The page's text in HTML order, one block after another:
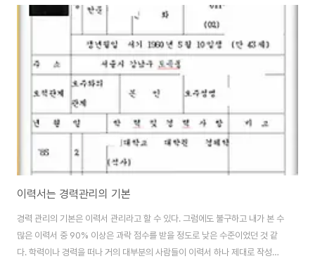
러한 특성에 매력을 느낀다. 그러나 자신들은 자기의 진실한 면과 자발성이 언
제나 부족하다고 느끼며, 자기 자신에 눈떠야 한다고 호되게 자신을 나무라면
서 재무장한다. 강한 정서 체험을 매우 중히 여기면서도 막상 그러한 것을 가지
게 되면 마치 자신의 일부가 분리되어 나가는 듯 불편해한다. 이들은 일치감을
가지도록 노력하지만 자신의 진실한 ..
이력서는 경력관리의 기본
경력 관리의 기본은 이력서 관리라고 할 수 있다. 그럼에도 불구하고 내가 본 수
많은 이력서 중 90% 이상은 과락 점수를 받을 정도로 낮은 수준이었던 것 같
다. 학력이나 경력을 떠나 거의 대부분의 사람들이 이력서 하나 제대로 작성하